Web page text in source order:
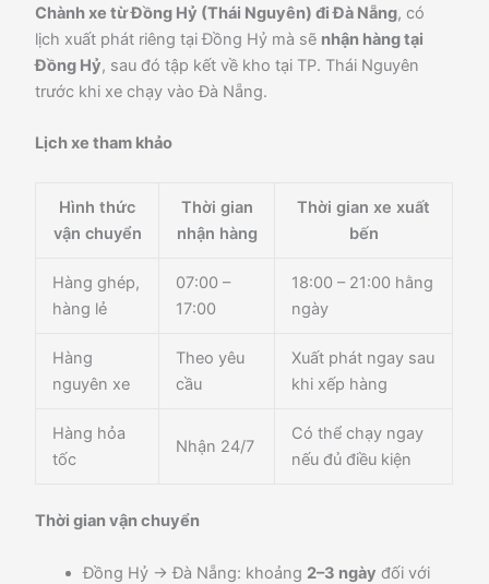
Chành xe từ Đồng Hỷ (Thái Nguyên) đi Đà Nẵng, có
lịch xuất phát riêng tại Đồng Hỷ mà sẽ nhận hàng tại
Đồng Hỷ, sau đó tập kết về kho tại TP. Thái Nguyên
trước khi xe chạy vào Đà Nẵng.
Lịch xe tham khảo
Hình thức
vận chuyển
Thời gian
nhận hàng
Thời gian xe xuất
bến
Hàng ghép,
hàng lẻ
07:00 –
17:00
18:00 – 21:00 hằng
ngày
Hàng
nguyên xe
Theo yêu
cầu
Xuất phát ngay sau
khi xếp hàng
Hàng hỏa
tốc
Nhận 24/7
Có thể chạy ngay
nếu đủ điều kiện
Thời gian vận chuyển
Đồng Hỷ → Đà Nẵng: khoảng 2–3 ngày đối với